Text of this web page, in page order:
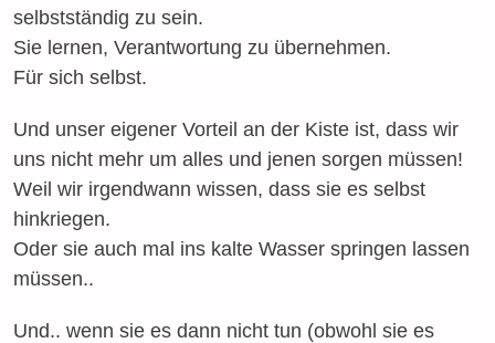
selbstständig zu sein.
Sie lernen, Verantwortung zu übernehmen.
Für sich selbst.
Und unser eigener Vorteil an der Kiste ist, dass wir
uns nicht mehr um alles und jenen sorgen müssen!
Weil wir irgendwann wissen, dass sie es selbst
hinkriegen.
Oder sie auch mal ins kalte Wasser springen lassen
müssen..
Und.. wenn sie es dann nicht tun (obwohl sie es